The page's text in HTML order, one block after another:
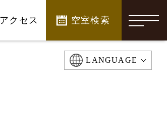
アクセス 空室検索
LANGUAGE